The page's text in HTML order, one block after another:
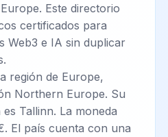
Este directorio
certificados para
Web3 e IA sin duplicar
región de Europe,
Northern Europe. Su
Tallinn. La moneda
El país cuenta con una